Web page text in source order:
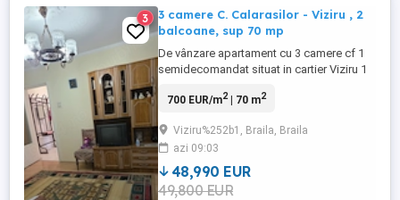
3
3 camere C. Calarasilor - Viziru , 2
balcoane, sup 70 mp
De vânzare apartament cu 3 camere cf 1
semidecomandat situat in cartier Viziru 1
Etaj 4 din 4 cu izolație bună Sup 60 mp + 2
Izolat termic exterior Termopan parțial
Faianță, gresie, parchet Comision
cumparator 2% Anunț postat ...
700 EUR/m2| 70 m2
Viziru%252b1, Braila, Braila
azi 09:03
48,990 EUR
49,800 EUR